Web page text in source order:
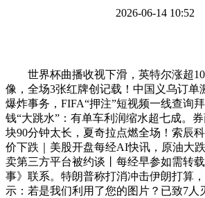
2026-06-14 10:52
世界杯曲播收视下滑，英特尔涨超
像，全场3张红牌创记载！中国义乌订单
爆炸事务，FIFA“押注”短视频一线查询
钱“大跳水”：有单车利润缩水超七成。
块90分钟太长，夏奇拉点燃全场！索辰
价下跌｜美股开盘每经AI快讯，原油大
卖第三方平台被约谈丨每经早参如需转
事》联系。特朗普称打消冲击伊朗打算
示：若是我们利用了您的图片？已致7人